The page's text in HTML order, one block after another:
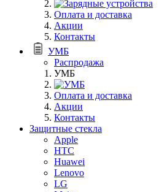
Оплата и доставка
Акции
Контакты
УМБ
Распродажа
УМБ
Оплата и доставка
Акции
Контакты
Защитные стекла
Apple
HTC
Huawei
Lenovo
LG